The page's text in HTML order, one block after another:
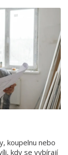
koupelnu nebo
kdy se vybírají